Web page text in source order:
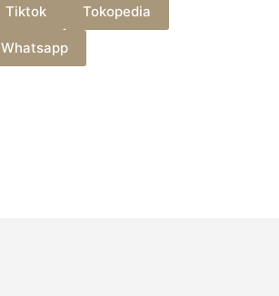
Tiktok Tokopedia
Whatsapp